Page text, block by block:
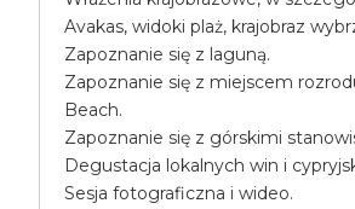
Avakas, widoki plaż, krajobraz
Zapoznanie się z laguną.
Zapoznanie się z miejscem
Beach.
Zapoznanie się z górskimi
Degustacja lokalnych win i
Sesja fotograficzna i wideo.